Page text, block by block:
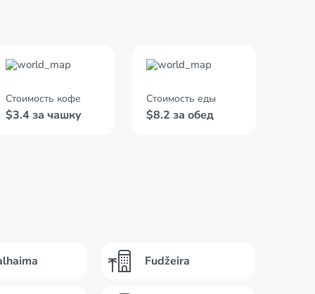
Стоимость кофе
$3.4 за чашку
Стоимость еды
$8.2 за обед
Fudžeira